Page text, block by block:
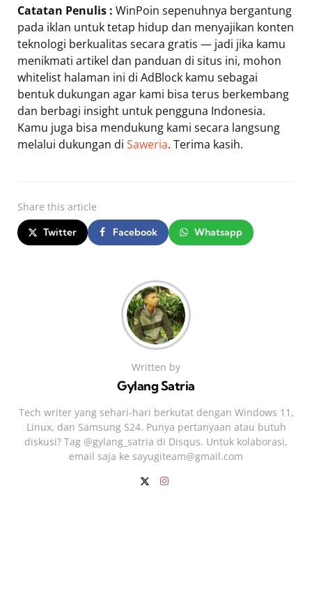
Catatan Penulis : WinPoin sepenuhnya bergantung
pada iklan untuk tetap hidup dan menyajikan konten
teknologi berkualitas secara gratis — jadi jika kamu
menikmati artikel dan panduan di situs ini, mohon
whitelist halaman ini di AdBlock kamu sebagai
bentuk dukungan agar kami bisa terus berkembang
dan berbagi insight untuk pengguna Indonesia.
Kamu juga bisa mendukung kami secara langsung
melalui dukungan di Saweria. Terima kasih.
Share this article
Twitter Facebook Whatsapp
Written by
Gylang Satria
Tech writer yang sehari‑hari berkutat dengan Windows 11,
Linux, dan Samsung S24. Punya pertanyaan atau butuh
diskusi? Tag @gylang_satria di Disqus. Untuk kolaborasi,
email saja ke sayugiteam@gmail.com